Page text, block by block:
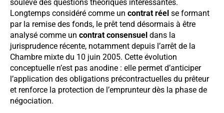
soulève des questions théoriques intéressantes.
Longtemps considéré comme un contrat réel se formant
par la remise des fonds, le prêt tend désormais à être
analysé comme un contrat consensuel dans la
jurisprudence récente, notamment depuis l’arrêt de la
Chambre mixte du 10 juin 2005. Cette évolution
conceptuelle n’est pas anodine : elle permet d’anticiper
l’application des obligations précontractuelles du prêteur
et renforce la protection de l’emprunteur dès la phase de
négociation.